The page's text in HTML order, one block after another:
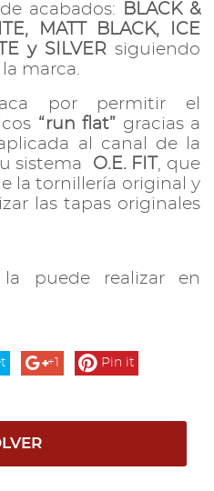
acabados:
BLACK &
MATT BLACK, ICE
y SILVER siguiendo
marca.
por permitir el
“run flat” gracias a
al canal de la
sistema O.E. FIT , que
la tornillería original y
las tapas originales
puede realizar en
+1 Pin it